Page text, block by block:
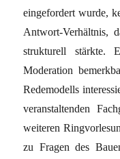
eingefordert wurde,
Antwort-Verhältnis,
strukturell stärkte.
Moderation
Redemodells
veranstaltenden
weiteren
zu Fragen des